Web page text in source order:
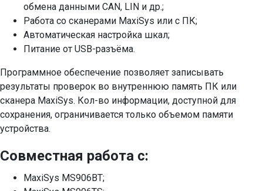
обмена данными CAN, LIN и др.;
Работа со сканерами MaxiSys или с ПК;
Автоматическая настройка шкал;
Питание от USB-разъёма.
Программное обеспечение позволяет записывать
результаты проверок во внутреннюю память ПК или
сканера MaxiSys. Кол-во информации, доступной для
сохранения, ограничивается только объемом памяти
устройства.
Совместная работа с:
MaxiSys MS906BT;